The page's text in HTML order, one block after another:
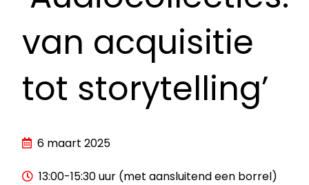
van acquisitie
tot storytelling’
6 maart 2025
13:00-15:30 uur (met aansluitend een borrel)